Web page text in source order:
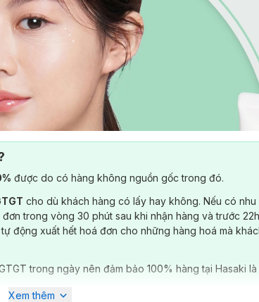
được do có hàng không nguồn gốc trong đó.
cho dù khách hàng có lấy hay không. Nếu có nhu
trong vòng 30 phút sau khi nhận hàng và trước
động xuất hết hoá đơn cho những hàng hoá mà
trong ngày nên đảm bảo 100% hàng tại Hasaki
Xem thêm